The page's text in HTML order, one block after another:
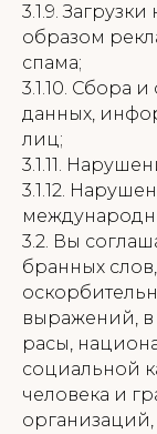
3.1.9.
образом
спама;
3.1.10. Сбора
данных,
лиц;
3.1.11.
3.1.12.
3.2. Вы
бранных
выражений, в
расы,
социальной
человека и